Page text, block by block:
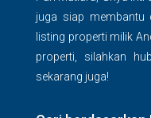
juga siap membantu
listing properti milik
properti, silahkan
sekarang juga!